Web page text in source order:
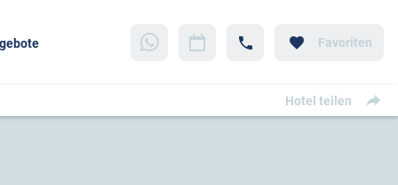
Favoriten
Hotel teilen